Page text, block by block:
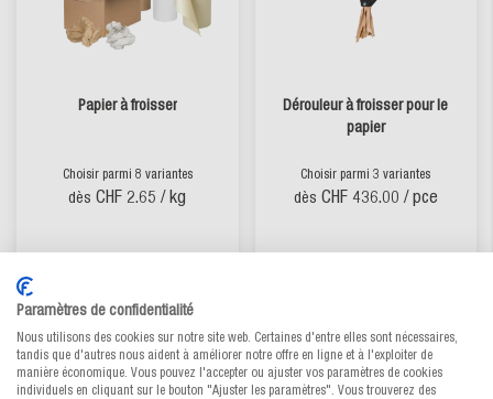
Papier à froisser
Choisir parmi 8 variantes
dès CHF 2.65 / kg
Dérouleur à froisser pour le
papier
Choisir parmi 3 variantes
dès CHF 436.00 / pce
Paramètres de confidentialité
Nous utilisons des cookies sur notre site web. Certaines d'entre elles sont nécessaires,
tandis que d'autres nous aident à améliorer notre offre en ligne et à l'exploiter de
manière économique. Vous pouvez l'accepter ou ajuster vos paramètres de cookies
individuels en cliquant sur le bouton "Ajuster les paramètres". Vous trouverez des